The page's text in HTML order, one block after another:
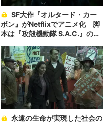
ボン』がNetflixでアニメ化 脚
本は『攻殻機動隊 S.A.C.』の佐